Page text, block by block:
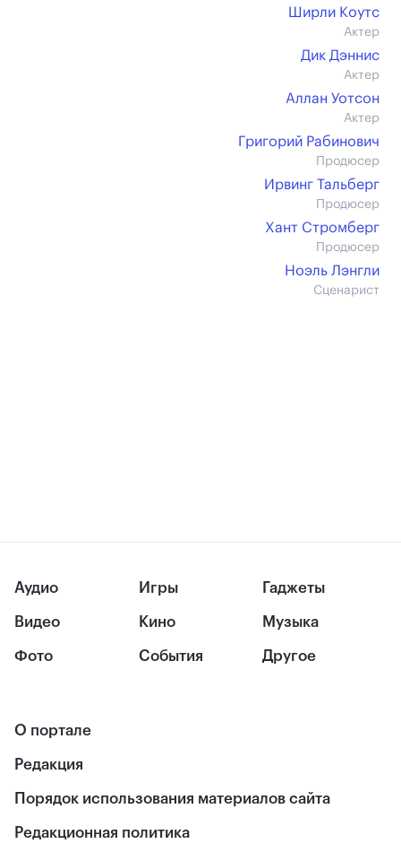
Ширли Коутс
Актер
Дик Дэннис
Актер
Аллан Уотсон
Актер
Григорий Рабинович
Продюсер
Ирвинг Тальберг
Продюсер
Хант Стромберг
Продюсер
Ноэль Лэнгли
Сценарист
Аудио
Видео
Фото
Игры
Кино
События
Гаджеты
Музыка
Другое
О портале
Редакция
Порядок использования материалов сайта
Редакционная политика